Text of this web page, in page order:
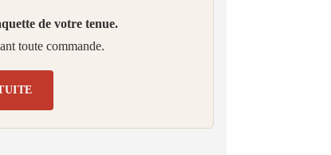
de votre tenue.
toute commande.